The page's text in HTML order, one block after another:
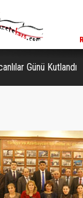
KATILIMLA
GERÇEKLEŞTIRILDI
Günü Kutlandı